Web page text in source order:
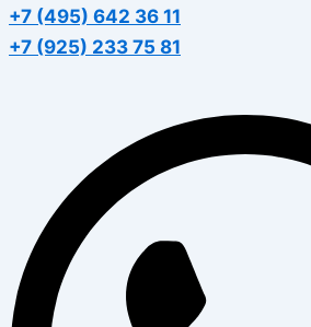
+7 (495) 642 36 11
+7 (925) 233 75 81